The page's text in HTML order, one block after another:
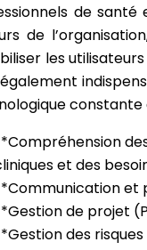
de
de
les
constante
et des
et
de projet
des